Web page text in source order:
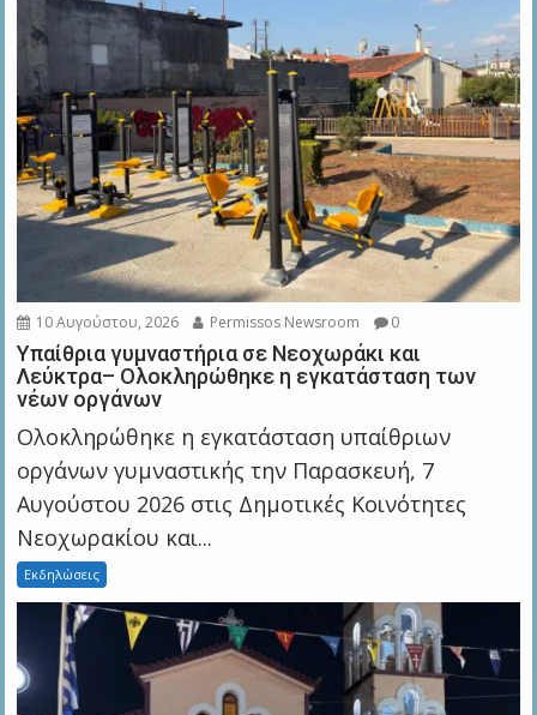
10 Αυγούστου, 2026 Permissos Newsroom 0
Υπαίθρια γυμναστήρια σε Νεοχωράκι και
Λεύκτρα– Ολοκληρώθηκε η εγκατάσταση των
νέων οργάνων
Ολοκληρώθηκε η εγκατάσταση υπαίθριων
οργάνων γυμναστικής την Παρασκευή, 7
Αυγούστου 2026 στις Δημοτικές Κοινότητες
Νεοχωρακίου και...
Εκδηλώσεις